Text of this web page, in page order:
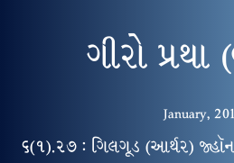
ગીરો
January,
૬(૧).૨૭ : ગિલગૂડ (આર્થર)